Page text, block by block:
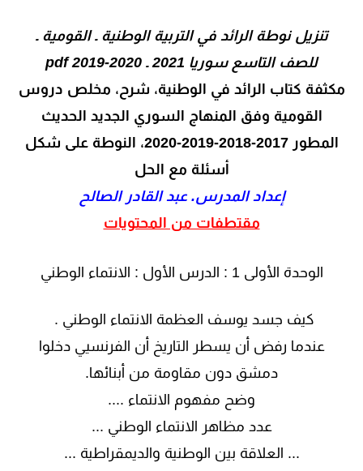
تنزيل نوطة الرائد في التربية الوطنية ـ القومية ـ
للصف التاسع سوريا 2021 ـ 2020-2019 pdf
مكثفة كتاب الرائد في الوطنية، شرح، مخلص دروس
القومية وفق المنهاج السوري الجديد الحديث
المطور 2017-2018-2019-2020، النوطة على شكل
أسئلة مع الحل
إعداد المدرس. عبد القادر الصالح
مقتطفات من المحتويات
الوحدة الأولى 1 : الدرس الأول : الانتماء الوطني
كيف جسد يوسف العظمة الانتماء الوطني .
عندما رفض أن يسطر التاريخ أن الفرنسيي دخلوا
دمشق دون مقاومة من أبنائها.
وضح مفهوم الانتماء ....
عدد مظاهر الانتماء الوطني ...
... العلاقة بين الوطنية والديمقراطية ...